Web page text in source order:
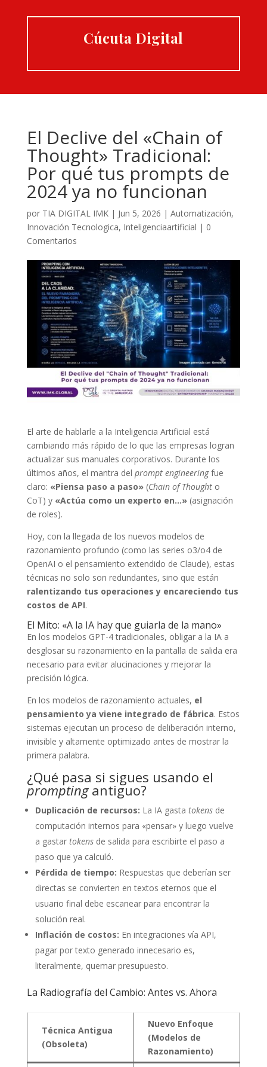
Cúcuta Digital
El Declive del «Chain of
Thought» Tradicional:
Por qué tus prompts de
2024 ya no funcionan
por TIA DIGITAL IMK| Jun 5, 2026 | Automatización,
Innovación Tecnologica, Inteligenciaartificial | 0
Comentarios
El arte de hablarle a la Inteligencia Artificial está
cambiando más rápido de lo que las empresas logran
actualizar sus manuales corporativos. Durante los
últimos años, el mantra del prompt engineeringfue
claro: «Piensa paso a paso»(Chain of Thoughto
CoT) y «Actúa como un experto en…»(asignación
de roles).
Hoy, con la llegada de los nuevos modelos de
razonamiento profundo (como las series o3/o4 de
OpenAI o el pensamiento extendido de Claude), estas
técnicas no solo son redundantes, sino que están
ralentizando tus operaciones y encareciendo tus
costos de API.
El Mito: «A la IA hay que guiarla de la mano»
En los modelos GPT-4 tradicionales, obligar a la IA a
desglosar su razonamiento en la pantalla de salida era
necesario para evitar alucinaciones y mejorar la
precisión lógica.
En los modelos de razonamiento actuales, el
pensamiento ya viene integrado de fábrica. Estos
sistemas ejecutan un proceso de deliberación interno,
invisible y altamente optimizado antes de mostrar la
primera palabra.
¿Qué pasa si sigues usando el
promptingantiguo?
Duplicación de recursos: La IA gasta tokensde
computación internos para «pensar» y luego vuelve
a gastar tokensde salida para escribirte el paso a
paso que ya calculó.
Pérdida de tiempo: Respuestas que deberían ser
directas se convierten en textos eternos que el
usuario final debe escanear para encontrar la
solución real.
Inflación de costos: En integraciones vía API,
pagar por texto generado innecesario es,
literalmente, quemar presupuesto.
La Radiografía del Cambio: Antes vs. Ahora
Técnica Antigua
(Obsoleta)
Nuevo Enfoque
(Modelos de
Razonamiento)